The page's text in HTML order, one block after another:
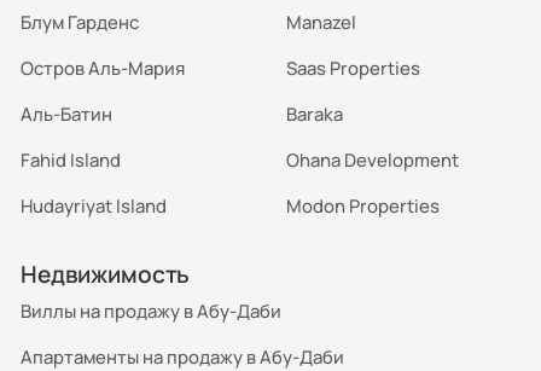
Блум Гарденс
Остров Аль-Мария
Аль-Батин
Fahid Island
Hudayriyat Island
Manazel
Saas Properties
Baraka
Ohana Development
Modon Properties
Недвижимость
Виллы на продажу в Абу-Даби
Апартаменты на продажу в Абу-Даби